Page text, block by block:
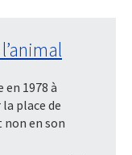
1978 à
place de
non en son